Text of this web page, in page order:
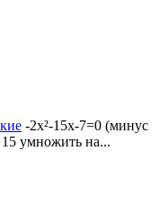
-2x²-15x-7=0 (минус
умножить на...